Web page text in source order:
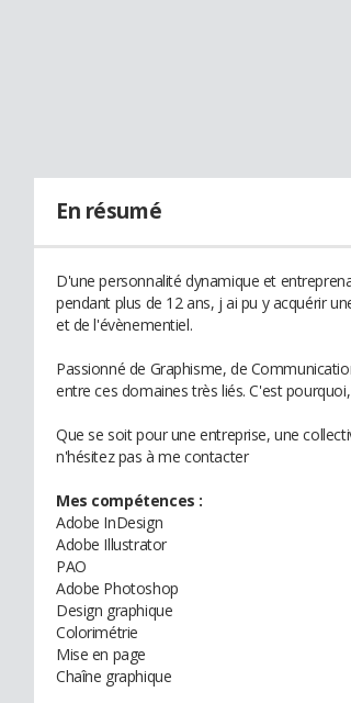
En résumé
D'une personnalité dynamique et
pendant plus de 12 ans, j ai pu y acquérir
et de l'évènementiel.
Passionné de Graphisme, de
entre ces domaines très liés. C'est
Que se soit pour une entreprise, une
n'hésitez pas à me contacter
Mes compétences :
Adobe InDesign
Adobe Illustrator
PAO
Adobe Photoshop
Design graphique
Colorimétrie
Mise en page
Chaîne graphique